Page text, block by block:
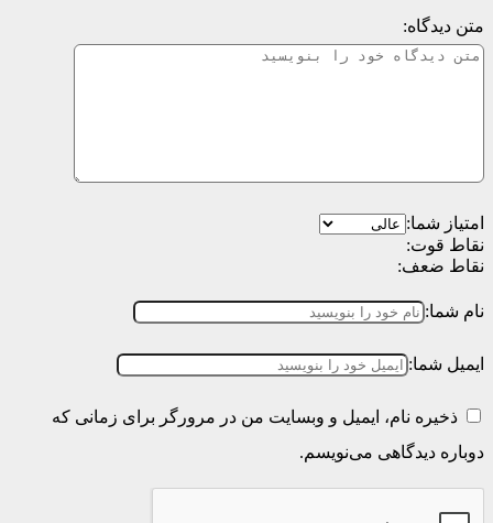
متن دیدگاه:
امتیاز شما:
نقاط قوت:
نقاط ضعف:
نام شما:
ایمیل شما:
ذخیره نام، ایمیل و وبسایت من در مرورگر برای زمانی که
دوباره دیدگاهی می‌نویسم.